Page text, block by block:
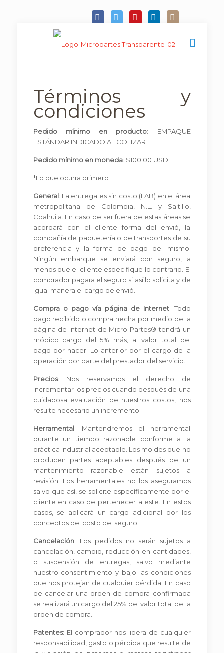
Términos y
condiciones
Pedido mínimo en producto: EMPAQUE
ESTÁNDAR INDICADO AL COTIZAR
Pedido mínimo en moneda: $100.00 USD
*Lo que ocurra primero
General: La entrega es sin costo (LAB) en el área
metropolitana de Colombia, N.L. y Saltillo,
Coahuila. En caso de ser fuera de estas áreas se
acordará con el cliente forma del envió, la
compañía de paquetería o de transportes de su
preferencia y la forma de pago del mismo.
Ningún embarque se enviará con seguro, a
menos que el cliente especifique lo contrario. El
comprador pagara el seguro si así lo solicita y de
igual manera el cargo de envió.
Compra o pago vía página de Internet: Todo
pago recibido o compra hecha por medio de la
página de internet de Micro Partes® tendrá un
módico cargo del 5% más, al valor total del
pago por hacer. Lo anterior por el cargo de la
operación por parte del prestador del servicio.
Precios: Nos reservamos el derecho de
incrementar los precios cuando después de una
cuidadosa evaluación de nuestros costos, nos
resulte necesario un incremento.
Herramental: Mantendremos el herramental
durante un tiempo razonable conforme a la
práctica industrial aceptable. Los moldes que no
producen partes aceptables después de un
mantenimiento razonable están sujetos a
revisión. Los herramentales no los aseguramos
salvo que así, se solicite específicamente por el
cliente en caso de pertenecer a este. En estos
casos, se aplicará un cargo adicional por los
conceptos del costo del seguro.
Cancelación: Los pedidos no serán sujetos a
cancelación, cambio, reducción en cantidades,
o suspensión de entregas, salvo mediante
nuestro consentimiento y bajo las condiciones
que nos protejan de cualquier pérdida. En caso
de cancelar una orden de compra confirmada
se realizará un cargo del 25% del valor total de la
orden de compra.
Patentes: El comprador nos libera de cualquier
responsabilidad, gasto o pérdida que resulte de